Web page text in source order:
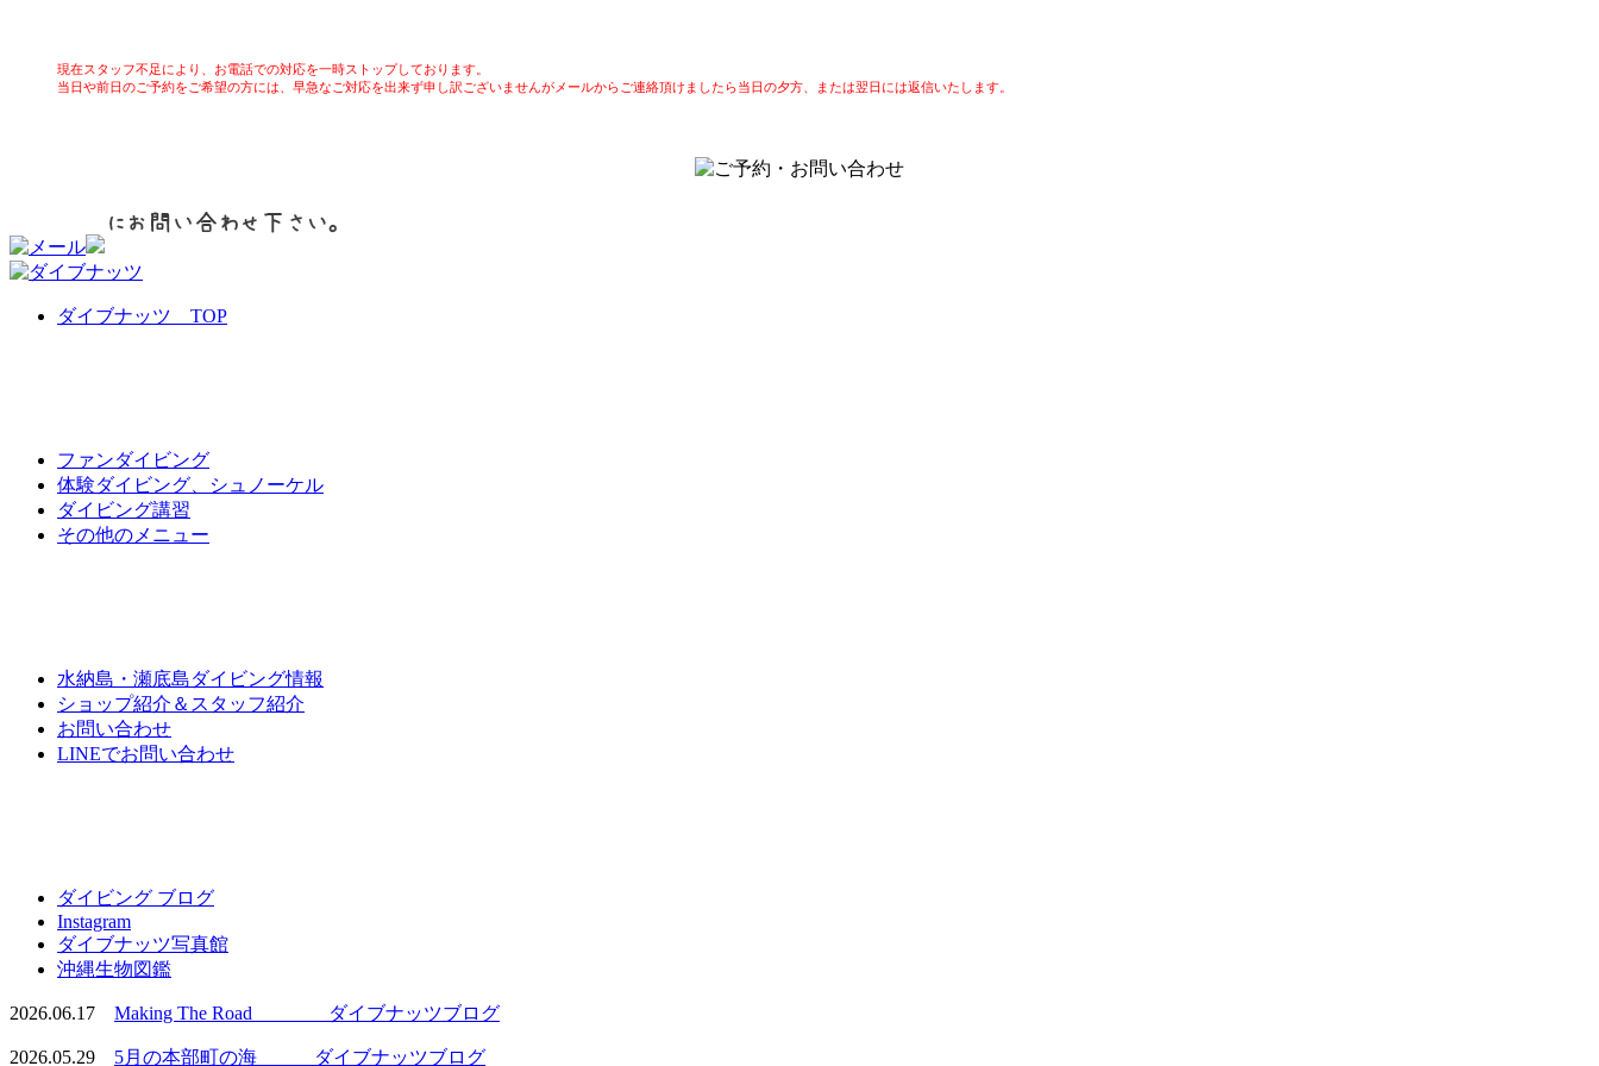
現在スタッフ不足により、お電話での対応を一時ストップしております。
当日や前日のご予約をご希望の方には、早急なご対応を出来ず申し訳ございませんがメールからご連絡頂けましたら当日の夕方、または翌日には返信いたします。
ダイブナッツ TOP
ファンダイビング
体験ダイビング、シュノーケル
ダイビング講習
その他のメニュー
水納島・瀬底島ダイビング情報
ショップ紹介＆スタッフ紹介
お問い合わせ
LINEでお問い合わせ
ダイビング ブログ
Instagram
ダイブナッツ写真館
沖縄生物図鑑
2026.06.17 Making The Road ダイブナッツブログ
2026.05.29 5月の本部町の海 ダイブナッツブログ